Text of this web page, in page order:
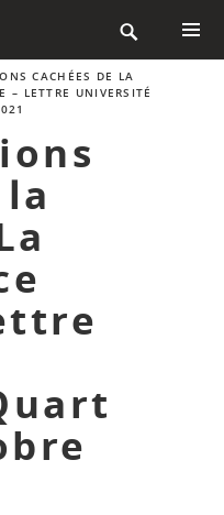

MENU
CACHÉES DE LA
– LETTRE UNIVERSITÉ